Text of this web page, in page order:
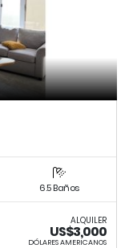
6.5 Baños
ALQUILER
US$3,000
DÓLARES AMERICANOS